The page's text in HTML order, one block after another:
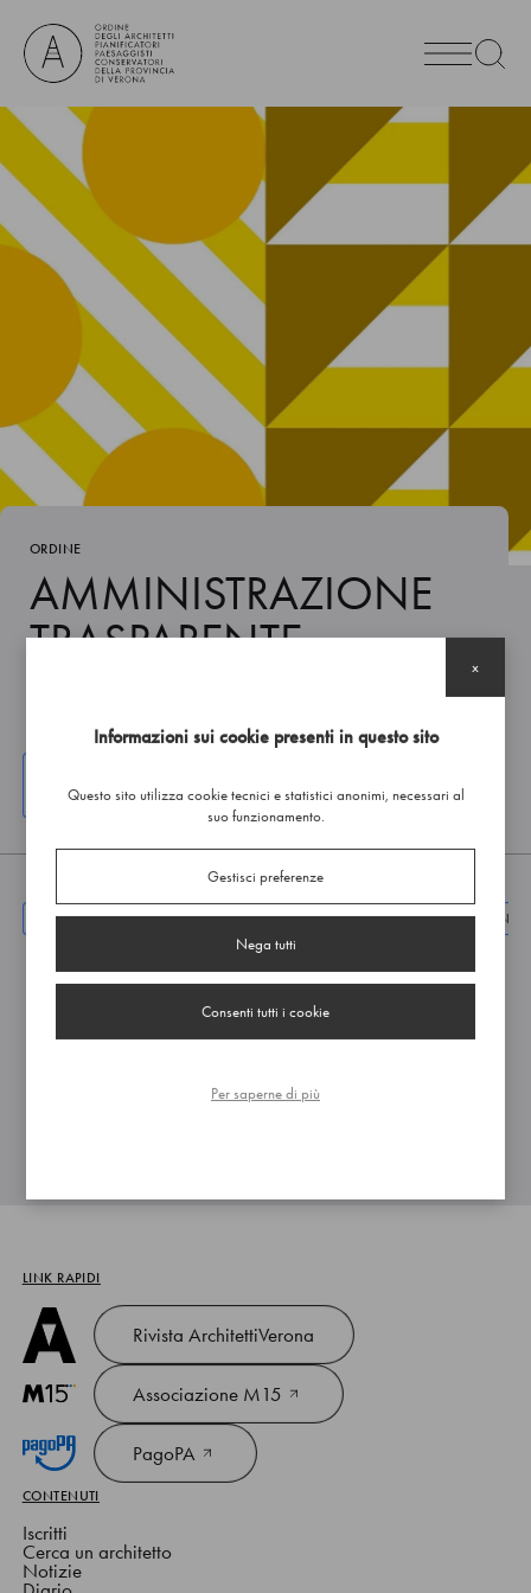
ORDINE
AMMINISTRAZIONE
TRASPARENTE
ACCEDI AI VERBALI DEL CONSIGLIO
AMMINISTRAZIONE TRASPARENTE 013 BENI IMMOBILI E GESTIONE
Cartella
LINK RAPIDI
Rivista ArchitettiVerona
Associazione M15
PagoPA
CONTENUTI
Iscritti
Cerca un architetto
Notizie
Informazioni sui cookie presenti in questo sito
Questo sito utilizza cookie tecnici e statistici anonimi, necessari al
suo funzionamento.
Gestisci preferenze
Nega tutti
Consenti tutti i cookie
Per saperne di più
x